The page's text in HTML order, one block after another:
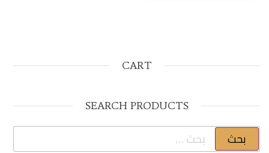
CART
SEARCH PRODUCTS
البحث عن: